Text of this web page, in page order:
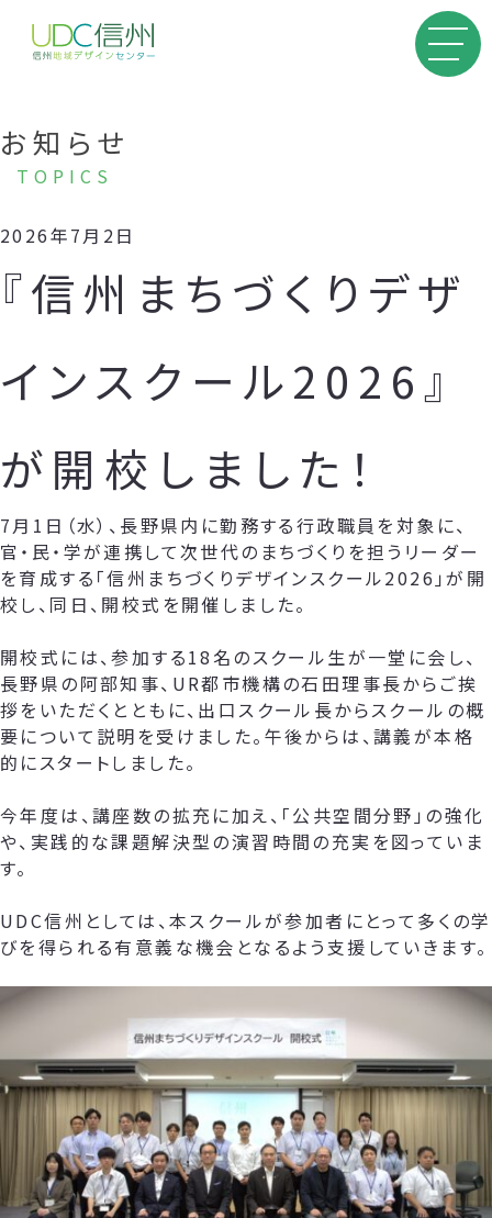
お知らせ
TOPICS
2026年7月2日
『信州まちづくりデザ
インスクール2026』
が開校しました！
7月1日（水）、長野県内に勤務する行政職員を対象に、
官・民・学が連携して次世代のまちづくりを担うリーダー
を育成する「信州まちづくりデザインスクール2026」が開
校し、同日、開校式を開催しました。
開校式には、参加する18名のスクール生が一堂に会し、
長野県の阿部知事、UR都市機構の石田理事長からご挨
拶をいただくとともに、出口スクール長からスクールの概
要について説明を受けました。午後からは、講義が本格
的にスタートしました。
今年度は、講座数の拡充に加え、「公共空間分野」の強化
や、実践的な課題解決型の演習時間の充実を図っていま
す。
UDC信州としては、本スクールが参加者にとって多くの学
びを得られる有意義な機会となるよう支援していきます。